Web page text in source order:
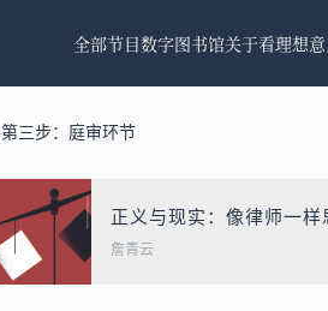
全部节目数字图书馆关于看理想
第三步：庭审环节
正义与现实：像律师一样
詹青云